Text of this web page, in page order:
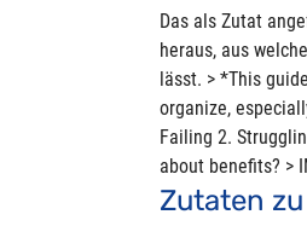
Das als Zutat
heraus, aus
lässt. > *This
organize,
Failing 2.
about benefits? >
Zutaten